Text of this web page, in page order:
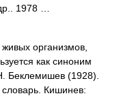
1978 …
организмов,
как синоним
Беклемишев (1928).
словарь. Кишинев: